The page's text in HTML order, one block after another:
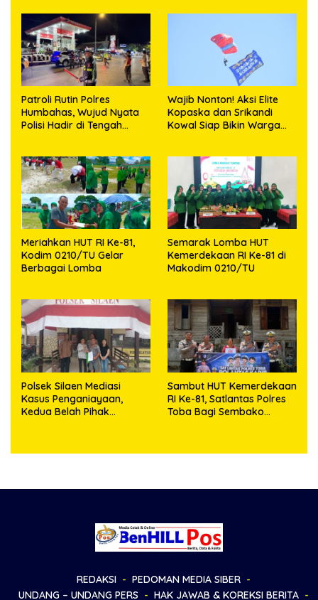
Patroli Rutin Polres
Humbahas, Wujud Nyata
Polisi Hadir di Tengah
Wajib Nonton! Aksi Elite
Kopaska dan Srikandi
Kowal Siap Bikin Warga
Meriahkan HUT RI Ke-81,
Kodim 0210/TU Gelar
Berbagai Lomba
Semarak Lomba HUT
Kemerdekaan RI Ke-81 di
Makodim 0210/TU
Polsek Silaen Mediasi
Kasus Penganiayaan,
Kedua Belah Pihak
Sambut HUT Kemerdekaan
RI Ke-81, Satlantas Polres
Toba Bagi Sembako
REDAKSI
PEDOMAN MEDIA SIBER
UNDANG – UNDANG PERS
HAK JAWAB & KOREKSI BERITA